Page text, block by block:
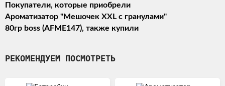
Покупатели, которые приобрели
Ароматизатор "Мешочек XXL с гранулами"
80гр boss (AFME147), также купили
РЕКОМЕНДУЕМ ПОСМОТРЕТЬ